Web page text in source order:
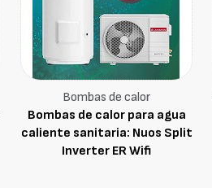
Bombas de calor
Bombas de calor para agua
caliente sanitaria: Nuos Split
Inverter ER Wifi